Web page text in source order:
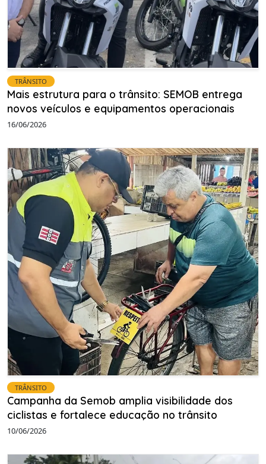
TRÂNSITO
Mais estrutura para o trânsito: SEMOB entrega
novos veículos e equipamentos operacionais
16/06/2026
TRÂNSITO
Campanha da Semob amplia visibilidade dos
ciclistas e fortalece educação no trânsito
10/06/2026